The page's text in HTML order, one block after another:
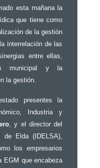
esta mañana la
que tiene como
de la gestión
interrelación de las
entre ellas,
municipal y la
la gestión.
presentes la
Industria y
, y el director del
de Elda (IDELSA),
los empresarios
EGM que encabeza